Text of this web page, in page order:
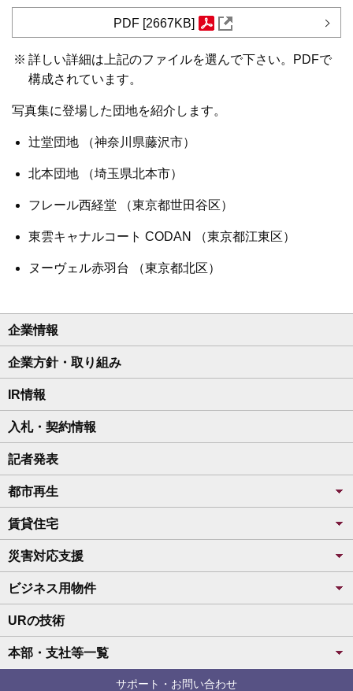
PDF [2667KB]
※ 詳しい詳細は上記のファイルを選んで下さい。PDFで
構成されています。
写真集に登場した団地を紹介します。
辻堂団地 （神奈川県藤沢市）
北本団地 （埼玉県北本市）
フレール西経堂 （東京都世田谷区）
東雲キャナルコート CODAN （東京都江東区）
ヌーヴェル赤羽台 （東京都北区）
企業情報
企業方針・取り組み
IR情報
入札・契約情報
記者発表
都市再生
賃貸住宅
災害対応支援
ビジネス用物件
URの技術
本部・支社等一覧
サポート・お問い合わせ